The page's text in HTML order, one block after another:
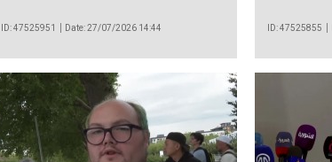
ID: 47525951 Date: 27/07/2026 14:44 ID: 47525855